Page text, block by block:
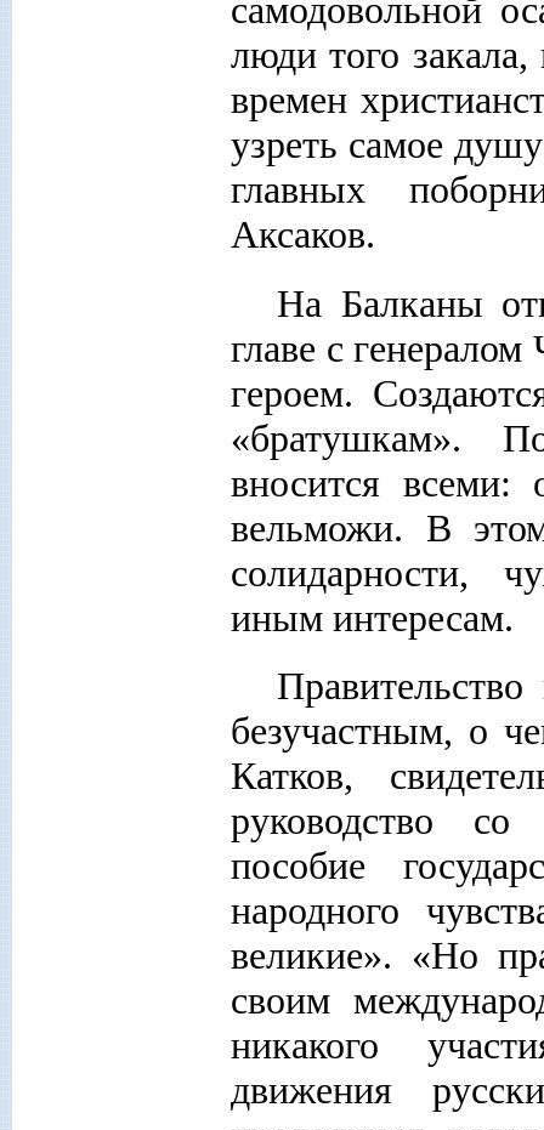
самодовольной
люди того
времен
узреть самое
главных
Аксаков.
На Балканы
главе с
героем.
«братушкам».
вносится всеми:
вельможи. В
солидарности,
иным интересам.
безучастным, о
Катков,
руководство со
пособие
народного
великие». «Но
своим
никакого
движения